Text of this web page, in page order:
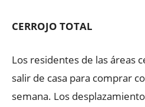
CERROJO TOTAL
Los residentes de las áreas
salir de casa para comprar
semana. Los